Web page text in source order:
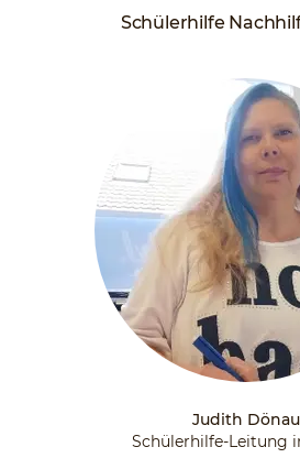
Schülerhilfe
Judith Dönau
Schülerhilfe-Leitung